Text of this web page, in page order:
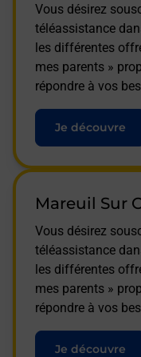
Vous désirez
téléassistance
les différentes
mes parents »
répondre à vos
Je découvre
Mareuil Sur
Vous désirez
téléassistance
les différentes
mes parents »
répondre à vos
Je découvre